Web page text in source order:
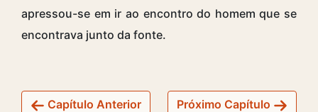
apressou-se em ir ao encontro do homem que se
encontrava junto da fonte.
Capítulo Anterior Próximo Capítulo